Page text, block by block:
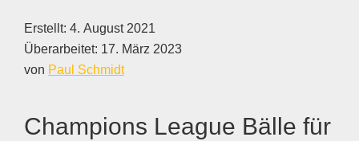
Erstellt: 4. August 2021
Überarbeitet: 17. März 2023
von Paul Schmidt
Champions League Bälle für